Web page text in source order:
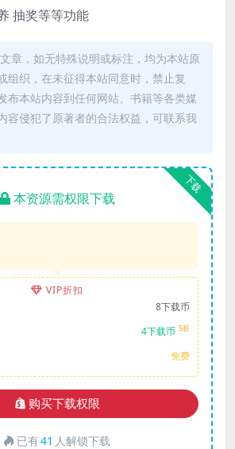
抽奖等等功能
章，如无特殊说明或标注，均为本站原
组织，在未征得本站同意时，禁止复
布本站内容到任何网站、书籍等各类媒
容侵犯了原著者的合法权益，可联系我
下载
本资源需权限下载
VIP折扣
8下载币
4下载币 5折
免费
购买下载权限
已有41 人解锁下载